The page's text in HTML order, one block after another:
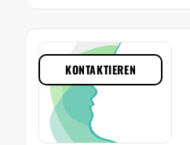
KONTAKTIEREN